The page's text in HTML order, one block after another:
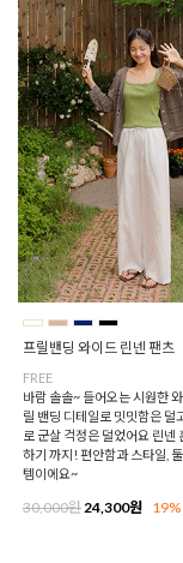
프릴밴딩 와이드 린넨 팬츠
FREE
바람 솔솔~ 들어오는 시원한
릴 밴딩 디테일로 밋밋함은 덜
로 군살 걱정은 덜었어요 린넨
하기 까지! 편안함과 스타일, 둘
템이에요~
30,000원24,300원 19%